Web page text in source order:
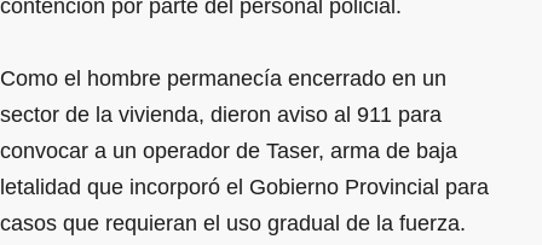
contención por parte del personal policial.
Como el hombre permanecía encerrado en un
sector de la vivienda, dieron aviso al 911 para
convocar a un operador de Taser, arma de baja
letalidad que incorporó el Gobierno Provincial para
casos que requieran el uso gradual de la fuerza.